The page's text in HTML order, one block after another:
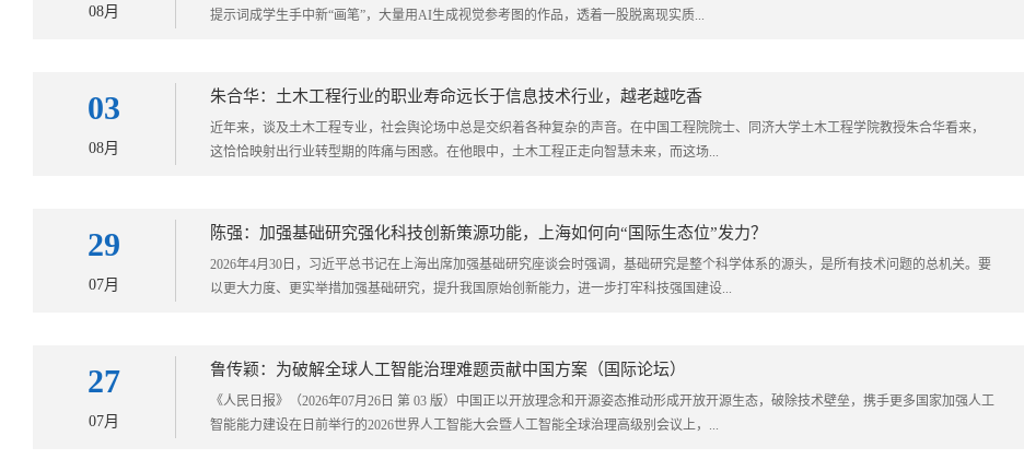
08月
提示词成学生手中新“画笔”，大量用AI生成视觉参考图的作品，透着一股脱离现实质...
03
08月
朱合华：土木工程行业的职业寿命远长于信息技术行业，越老越吃香
​近年来，谈及土木工程专业，社会舆论场中总是交织着各种复杂的声音。在中国工程院院士、同济大学土木工程学院教授朱合华看来，
这恰恰映射出行业转型期的阵痛与困惑。在他眼中，土木工程正走向智慧未来，而这场...
29
07月
陈强：加强基础研究强化科技创新策源功能，上海如何向“国际生态位”发力？
2026年4月30日，习近平总书记在上海出席加强基础研究座谈会时强调，基础研究是整个科学体系的源头，是所有技术问题的总机关。要
以更大力度、更实举措加强基础研究，提升我国原始创新能力，进一步打牢科技强国建设...
27
07月
鲁传颖：为破解全球人工智能治理难题贡献中国方案（国际论坛）
《人民日报》（2026年07月26日 第 03 版）中国正以开放理念和开源姿态推动形成开放开源生态，破除技术壁垒，携手更多国家加强人工
智能能力建设在日前举行的2026世界人工智能大会暨人工智能全球治理高级别会议上，...